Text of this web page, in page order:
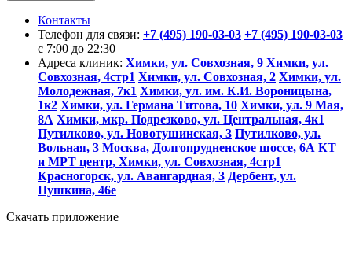
Контакты
Телефон для связи: +7 (495) 190-03-03 +7 (495) 190-03-03
c 7:00 до 22:30
Адреса клиник: Химки, ул. Совхозная, 9 Химки, ул.
Совхозная, 4стр1 Химки, ул. Совхозная, 2 Химки, ул.
Молодежная, 7к1 Химки, ул. им. К.И. Вороницына,
1к2 Химки, ул. Германа Титова, 10 Химки, ул. 9 Мая,
8А Химки, мкр. Подрезково, ул. Центральная, 4к1
Путилково, ул. Новотушинская, 3 Путилково, ул.
Вольная, 3 Москва, Долгопрудненское шоссе, 6А КТ
и МРТ центр, Химки, ул. Совхозная, 4стр1
Красногорск, ул. Авангардная, 3 Дербент, ул.
Пушкина, 46е
Скачать приложение